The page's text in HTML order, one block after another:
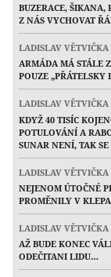
BUZERACE, ŠIKANA,
Z NÁS VYCHOVAT
LADISLAV VĚTVIČKA
ARMÁDA MÁ STÁLE
POUZE „PŘÁTELSKY
LADISLAV VĚTVIČKA
KDYŽ 40 TISÍC
POTULOVÁNÍ A
SUNAR NENÍ, TAK
LADISLAV VĚTVIČKA
NEJENOM ÚTOČNÉ
PROMĚNILY V
LADISLAV VĚTVIČKA
AŽ BUDE KONEC
ODEČITANI LIDU…